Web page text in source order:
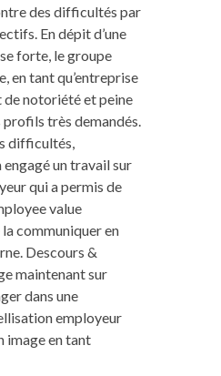
des difficultés par
En dépit d’une
forte, le groupe
en tant qu’entreprise
de notoriété et peine
très demandés.
difficultés,
engagé un travail sur
qui a permis de
value
communiquer en
Descours &
maintenant sur
dans une
employeur
image en tant